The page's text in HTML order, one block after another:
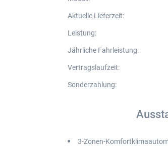
Aktuelle Lieferzeit:
Leistung:
Jährliche Fahrleistung:
Vertragslaufzeit:
Sonderzahlung:
3-Zonen-